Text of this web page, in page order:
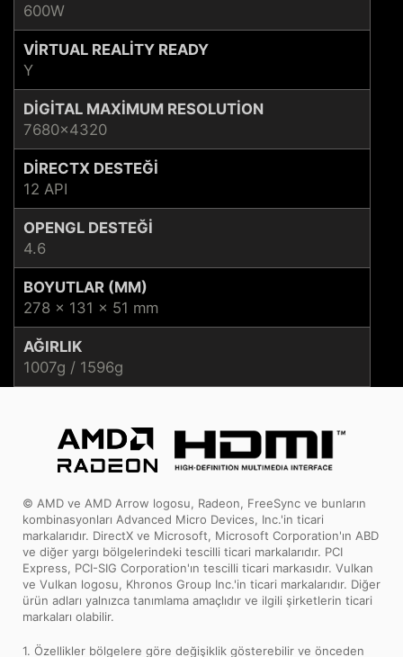
600W
VIRTUAL REALITY READY
Y
DIGITAL MAXIMUM RESOLUTION
7680x4320
DIRECTX DESTEĞI
12 API
OPENGL DESTEĞI
4.6
BOYUTLAR (MM)
278 x 131 x 51 mm
AĞIRLIK
1007g / 1596g
© AMD ve AMD Arrow logosu, Radeon, FreeSync ve bunların
kombinasyonları Advanced Micro Devices, Inc.'in ticari
markalarıdır. DirectX ve Microsoft, Microsoft Corporation'ın ABD
ve diğer yargı bölgelerindeki tescilli ticari markalarıdır. PCI
Express, PCI-SIG Corporation'ın tescilli ticari markasıdır. Vulkan
ve Vulkan logosu, Khronos Group Inc.'in ticari markalarıdır. Diğer
ürün adları yalnızca tanımlama amaçlıdır ve ilgili şirketlerin ticari
markaları olabilir.
1. Özellikler bölgelere göre değişiklik gösterebilir ve önceden